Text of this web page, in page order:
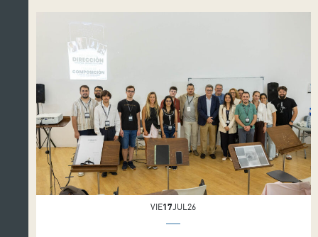
será el viernes (día 24), a las […]
VIE17JUL26